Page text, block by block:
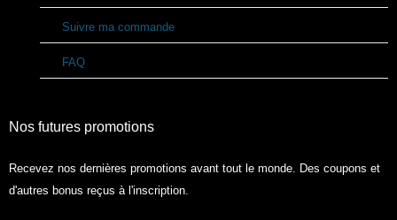
Suivre ma commande
FAQ
Nos futures promotions
Recevez nos dernières promotions avant tout le monde. Des coupons et
d'autres bonus reçus à l'inscription.